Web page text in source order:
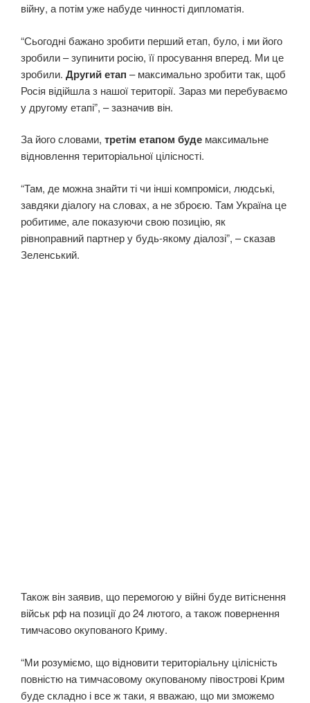
війну, а потім уже набуде чинності дипломатія.
“Сьогодні бажано зробити перший етап, було, і ми його
зробили – зупинити росію, її просування вперед. Ми це
зробили. Другий етап – максимально зробити так, щоб
Росія відійшла з нашої території. Зараз ми перебуваємо
у другому етапі”, – зазначив він.
За його словами, третім етапом буде максимальне
відновлення територіальної цілісності.
“Там, де можна знайти ті чи інші компроміси, людські,
завдяки діалогу на словах, а не зброєю. Там Україна це
робитиме, але показуючи свою позицію, як
рівноправний партнер у будь-якому діалозі”, – сказав
Зеленський.
Також він заявив, що перемогою у війні буде витіснення
військ рф на позиції до 24 лютого, а також повернення
тимчасово окупованого Криму.
“Ми розуміємо, що відновити територіальну цілісність
повністю на тимчасовому окупованому півострові Крим
буде складно і все ж таки, я вважаю, що ми зможемо